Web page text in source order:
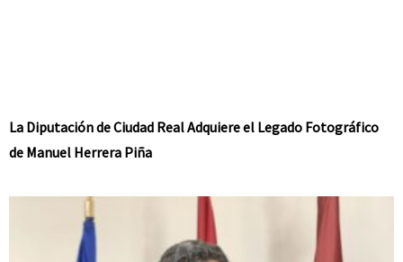
La Diputación de Ciudad Real Adquiere el Legado Fotográfico
de Manuel Herrera Piña